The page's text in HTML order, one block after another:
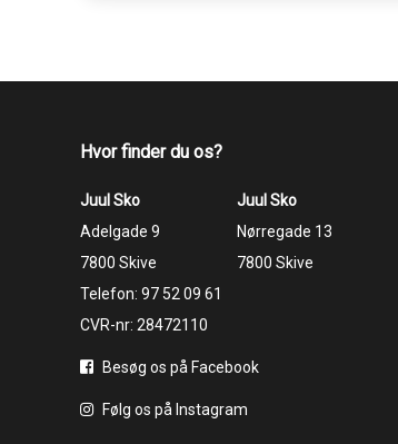
Hvor finder du os?
Juul Sko
​​​​​​​Adelgade 9
7800 Skive
Telefon: 97 52 09 61
CVR-nr: 28472110
Juul Sko
​​​​​​​Nørregade 13
7800 Skive
Besøg os på Facebook
Følg os på Instagram